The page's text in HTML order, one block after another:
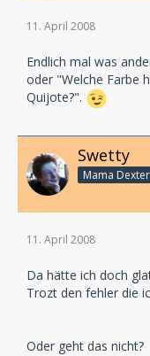
11. April 2008
Endlich mal was
oder "Welche Farbe
Quijote?".
Swetty
Mama
11. April 2008
Da hätte ich doch
Trozt den fehler die
Oder geht das nicht?